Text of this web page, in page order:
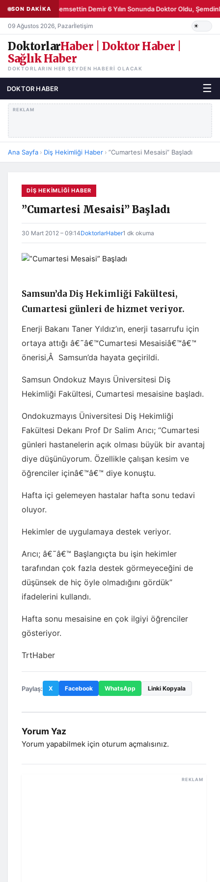
SON DAKİKA Şemsettin Demir 6 Yılın Sonunda Doktor Oldu,
09 Ağustos 2026, Pazarİletişim
DoktorlarHaber | Doktor Haber |
Sağlık Haber
DOKTORLARIN HER ŞEYDEN HABERI OLACAK
DOKTOR HABER ☰
REKLAM
Ana Sayfa › Diş Hekimliği Haber › ”Cumartesi Mesaisi” Başladı
DIŞ HEKIMLIĞI HABER
”Cumartesi Mesaisi” Başladı
30 Mart 2012 – 09:14DoktorlarHaber1 dk okuma
Samsun’da Diş Hekimliği Fakültesi,
Cumartesi günleri de hizmet veriyor.
Enerji Bakanı Taner Yıldız’ın, enerji tasarrufu için
ortaya attığı â€˜â€™Cumartesi Mesaisiâ€™â€™
önerisi,Â Samsun’da hayata geçirildi.
Samsun Ondokuz Mayıs Üniversitesi Diş
Hekimliği Fakültesi, Cumartesi mesaisine başladı.
Ondokuzmayıs Üniversitesi Diş Hekimliği
Fakültesi Dekanı Prof Dr Salim Arıcı; “Cumartesi
günleri hastanelerin açık olması büyük bir avantaj
diye düşünüyorum. Özellikle çalışan kesim ve
öğrenciler içinâ€™â€™ diye konuştu.
Hafta içi gelemeyen hastalar hafta sonu tedavi
oluyor.
Hekimler de uygulamaya destek veriyor.
Arıcı; â€˜â€™ Başlangıçta bu işin hekimler
tarafından çok fazla destek görmeyeceğini de
düşünsek de hiç öyle olmadığını gördük”
ifadelerini kullandı.
Hafta sonu mesaisine en çok ilgiyi öğrenciler
gösteriyor.
TrtHaber
Paylaş: X Facebook WhatsApp Linki Kopyala
Yorum Yaz
Yorum yapabilmek için oturum açmalısınız.
REKLAM